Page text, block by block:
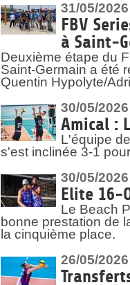
31/05/2026
FBV
à Saint-
Deuxième étape du
Saint-Germain a été
Quentin Hypolyte/
30/05/2026
Amical :
L'équipe
s'est inclinée 3-1
30/05/2026
Elite 16-
Le Beach
bonne prestation de
la cinquième place.
26/05/2026